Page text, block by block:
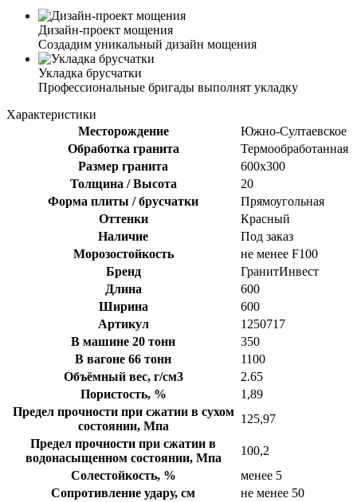
Дизайн-проект мощения
Создадим уникальный дизайн мощения
Укладка брусчатки
Профессиональные бригады выполнят укладку
Характеристики
Месторождение
Южно-Султаевское
Обработка гранита
Термообработанная
Размер гранита
600х300
Толщина / Высота
20
Форма плиты / брусчатки
Прямоугольная
Оттенки
Красный
Наличие
Под заказ
Морозостойкость
не менее F100
Бренд
ГранитИнвест
Длина
600
Ширина
600
Артикул
1250717
В машине 20 тонн
350
В вагоне 66 тонн
1100
Объёмный вес, г/см3
2.65
Пористость, %
1,89
Предел прочности при сжатии в сухом
состоянии, Мпа
125,97
Предел прочности при сжатии в
водонасыщенном состоянии, Мпа
100,2
Солестойкость, %
менее 5
Сопротивление удару, см
не менее 50